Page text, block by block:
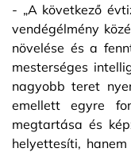
- „A következő
vendégélmény
növelése és a
mesterséges
nagyobb teret
emellett egyre
megtartása és
helyettesíti,